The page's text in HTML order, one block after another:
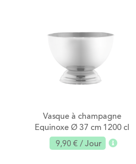
Vasque à champagne
Equinoxe Ø 37 cm 1200 cl
9,90 € / Jour